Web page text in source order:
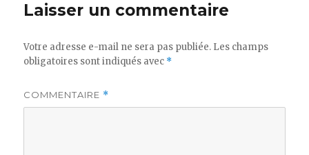
Laisser un commentaire
Votre adresse e-mail ne sera pas publiée. Les champs
obligatoires sont indiqués avec *
COMMENTAIRE *